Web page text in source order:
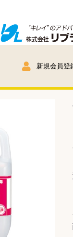
新規会員登